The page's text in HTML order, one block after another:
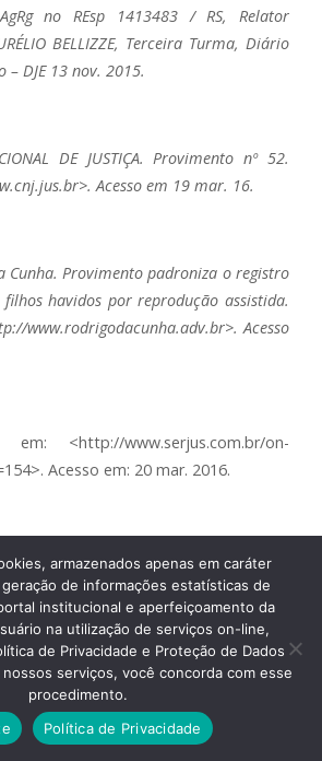
no REsp 1413483 / RS, Relator
BELLIZZE, Terceira Turma, Diário
– DJE 13 nov. 2015.
DE JUSTIÇA. Provimento nº 52.
Acesso em 19 mar. 16.
Cunha. Provimento padroniza o registro
havidos por reprodução assistida.
www.rodrigodacunha.adv.br>. Acesso
<http://www.serjus.com.br/on-
Acesso em: 20 mar. 2016.
Assumpção é graduada em Direito
Federal de Minas Gerais (1991), pós-
em Direito Público. Foi Procuradora do
Horizonte e Procuradora da Fazenda
em concurso, desde 1º de agosto de
Cartório do Registro Civil e Notas do
armazenados apenas em caráter
de informações estatísticas de
institucional e aperfeiçoamento da
na utilização de serviços on-line,
de Privacidade e Proteção de Dados
serviços, você concorda com esse
procedimento.
Política de Privacidade